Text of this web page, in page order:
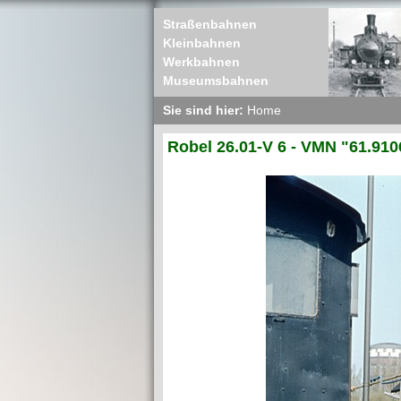
Straßenbahnen
Kleinbahnen
Werkbahnen
Museumsbahnen
Sie sind hier: Home
Robel 26.01-V 6 - VMN